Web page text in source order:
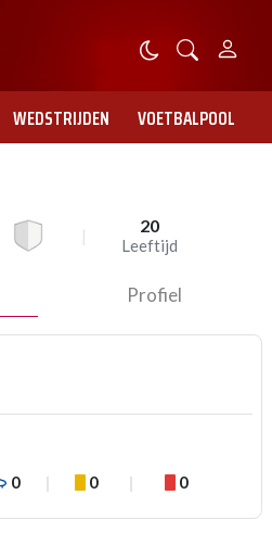
WEDSTRIJDEN VOETBALPOOL
20
Leeftijd
Profiel
0 0 0